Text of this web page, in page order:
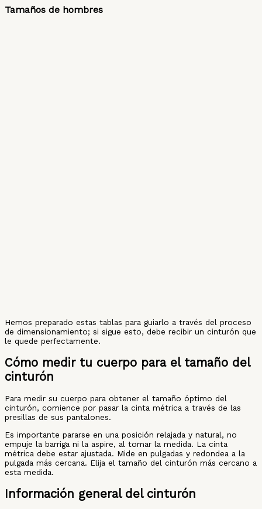
Tamaños de hombres
Hemos preparado estas tablas para guiarlo a través del proceso
de dimensionamiento; si sigue esto, debe recibir un cinturón que
le quede perfectamente.
Cómo medir tu cuerpo para el tamaño del
cinturón
Para medir su cuerpo para obtener el tamaño óptimo del
cinturón, comience por pasar la cinta métrica a través de las
presillas de sus pantalones.
Es importante pararse en una posición relajada y natural, no
empuje la barriga ni la aspire, al tomar la medida. La cinta
métrica debe estar ajustada. Mide en pulgadas y redondea a la
pulgada más cercana. Elija el tamaño del cinturón más cercano a
esta medida.
Información general del cinturón